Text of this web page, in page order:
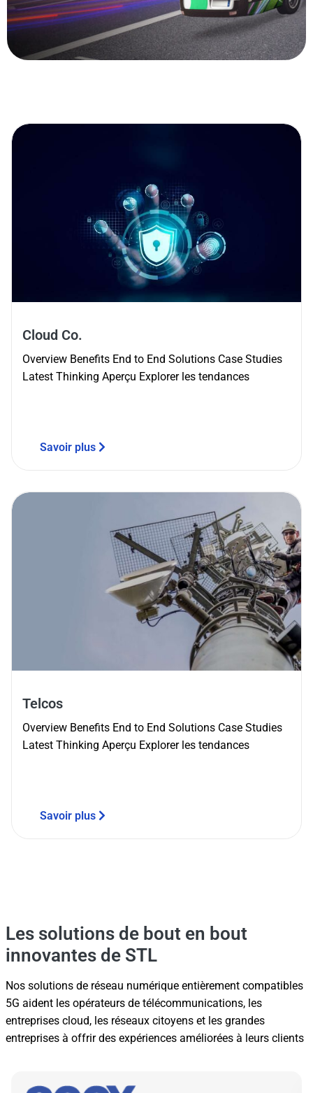
Cloud Co.
Overview Benefits End to End Solutions Case Studies
Latest Thinking Aperçu Explorer les tendances
Savoir plus
Telcos
Overview Benefits End to End Solutions Case Studies
Latest Thinking Aperçu Explorer les tendances
Savoir plus
Les solutions de bout en bout
innovantes de STL
Nos solutions de réseau numérique entièrement compatibles
5G aident les opérateurs de télécommunications, les
entreprises cloud, les réseaux citoyens et les grandes
entreprises à offrir des expériences améliorées à leurs clients